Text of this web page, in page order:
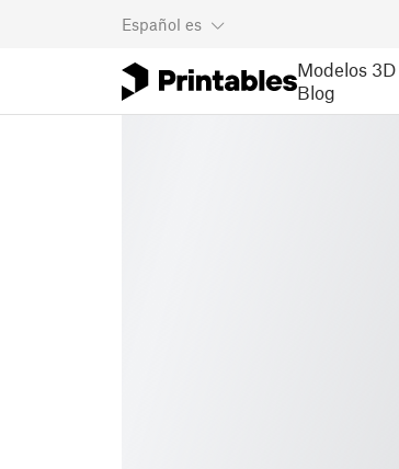
Español es
Modelos 3D
Blog